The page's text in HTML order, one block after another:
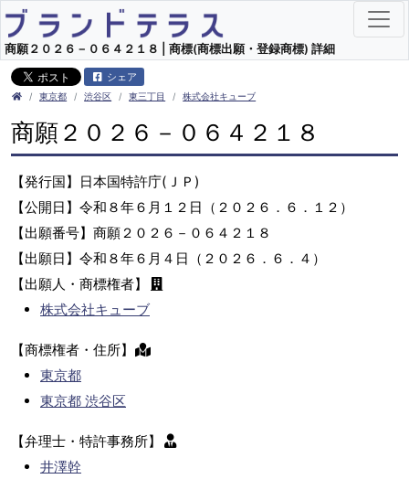
商願２０２６－０６４２１８ | 商標(商標出願・登録商標) 詳細
シェア
東京都 渋谷区 東三丁目 株式会社キューブ
商願２０２６－０６４２１８
【発行国】日本国特許庁(ＪＰ)
【公開日】令和８年６月１２日（２０２６．６．１２）
【出願番号】商願２０２６－０６４２１８
【出願日】令和８年６月４日（２０２６．６．４）
【出願人・商標権者】
株式会社キューブ
【商標権者・住所】
東京都
東京都 渋谷区
【弁理士・特許事務所】
井澤幹